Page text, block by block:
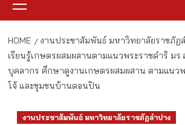
Menu
HOME งานประชาสัมพันธ์ มหาวิทยาลัยราชภัฏ
เรียนรู้เกษตรผสมผสานตามแนวพระราชดำริ มร
บุคลากร ศึกษาดูงานเกษตรผสมผสาน ตามแนว
โจ้ และชุมชนบ้านดอนปิน
งานประชาสัมพันธ์ มหาวิทยาลัยราชภัฏลำปาง